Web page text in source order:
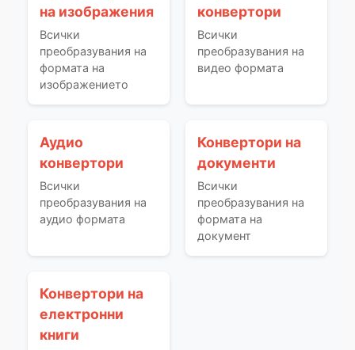
на изображения
Всички
преобразувания на
формата на
изображението
конвертори
Всички
преобразувания на
видео формата
Аудио
конвертори
Всички
преобразувания на
аудио формата
Конвертори на
документи
Всички
преобразувания на
формата на
документ
Конвертори на
електронни
книги